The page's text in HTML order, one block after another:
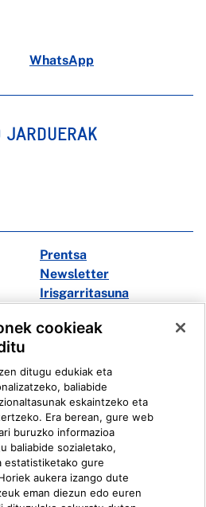
WhatsApp
JARDUERAK
Prentsa
Newsletter
Irisgarritasuna
Youtube
Ivoox
Informazio Sistema
cookieak
ditugu edukiak eta
baliabide
eskaintzeko eta
Era berean, gure web
buruzko informazioa
baliabide sozialetako,
estatistiketako gure
aukera izango dute
eman diezun edo euren